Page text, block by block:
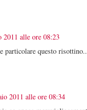
2011 alle ore 08:23
particolare questo
2011 alle ore 08:34